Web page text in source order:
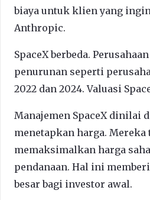
biaya untuk klien yang
Anthropic.
SpaceX berbeda.
penurunan seperti
2022 dan 2024. Valuasi
Manajemen SpaceX dinilai
menetapkan harga. Mereka
memaksimalkan harga
pendanaan. Hal ini
besar bagi investor awal.